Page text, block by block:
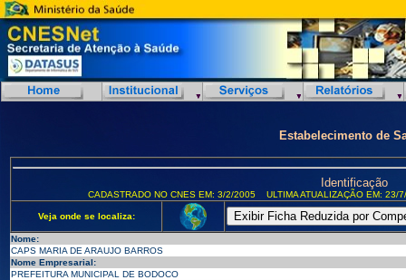
Estabelecimento de
Identificação
CADASTRADO NO CNES EM: 3/2/2005 ULTIMA ATUALIZAÇÃO EM:
Veja onde se localiza:
Nome:
CAPS MARIA DE ARAUJO BARROS
Nome Empresarial:
PREFEITURA MUNICIPAL DE BODOCO